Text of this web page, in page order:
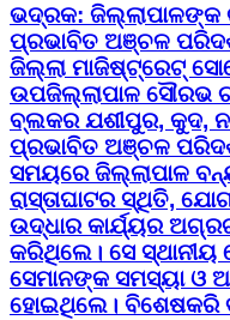
ଭଦ୍ରକ: ଜିଲ୍ଲାପାଳଙ୍କ
ପ୍ରଭାବିତ ଅଞ୍ଚଳ
ଜିଲ୍ଲା ମାଜିଷ୍ଟ୍ରେଟ୍
ଉପଜିଲ୍ଲାପାଳ ସୌରଭ
ବ୍ଲକର ଯଶୀପୁର, କୁଦ,
ପ୍ରଭାବିତ ଅଞ୍ଚଳ
ସମୟରେ ଜିଲ୍ଲାପାଳ
ରାସ୍ତାଘାଟର ସ୍ଥିତି,
ଉଦ୍ଧାର କାର୍ଯ୍ୟର
କରିଥିଲେ। ସେ
ସେମାନଙ୍କ ସମସ୍ୟା ଓ
ହୋଇଥିଲେ। ବିଶେଷକରି